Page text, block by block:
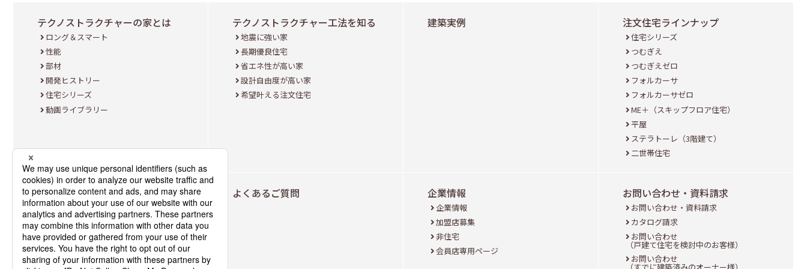
テクノストラクチャーの家とは
ロング＆スマート
性能
部材
開発ヒストリー
住宅シリーズ
動画ライブラリー
テクノストラクチャー工法を知る
地震に強い家
長期優良住宅
省エネ性が高い家
設計自由度が高い家
希望叶える注文住宅
建築実例 注文住宅ラインナップ
住宅シリーズ
つむぎえ
つむぎえゼロ
フォルカーサ
フォルカーサゼロ
ME＋（スキップフロア住宅）
平屋
ステラトーレ（3階建て）
二世帯住宅
モデルハウス検索
モデルハウス検索
北海道・東北エリア
首都圏・関東エリア
中部エリア
近畿エリア
よくあるご質問 企業情報
企業情報
加盟店募集
非住宅
会員店専用ページ
お問い合わせ・資料請求
お問い合わせ・資料請求
カタログ請求
お問い合わせ
（戸建て住宅を検討中のお客様）
お問い合わせ